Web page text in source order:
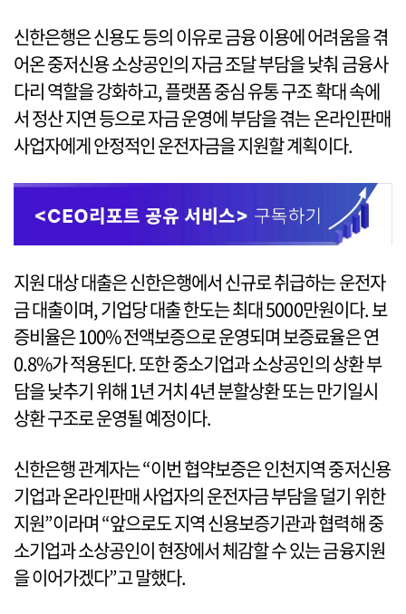
신한은행은 신용도 등의 이유로 금융 이용에 어려움을 겪
어온 중저신용 소상공인의 자금 조달 부담을 낮춰 금융사
다리 역할을 강화하고, 플랫폼 중심 유통 구조 확대 속에
서 정산 지연 등으로 자금 운영에 부담을 겪는 온라인판매
사업자에게 안정적인 운전자금을 지원할 계획이다.
지원 대상 대출은 신한은행에서 신규로 취급하는 운전자
금 대출이며, 기업당 대출 한도는 최대 5000만원이다. 보
증비율은 100% 전액보증으로 운영되며 보증료율은 연
0.8%가 적용된다. 또한 중소기업과 소상공인의 상환 부
담을 낮추기 위해 1년 거치 4년 분할상환 또는 만기일시
상환 구조로 운영될 예정이다.
신한은행 관계자는 “이번 협약보증은 인천지역 중저신용
기업과 온라인판매 사업자의 운전자금 부담을 덜기 위한
지원”이라며 “앞으로도 지역 신용보증기관과 협력해 중
소기업과 소상공인이 현장에서 체감할 수 있는 금융지원
을 이어가겠다”고 말했다.